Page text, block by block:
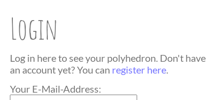
Login
Log in here to see your polyhedron. Don't have
an account yet? You can register here.
Your E-Mail-Address: